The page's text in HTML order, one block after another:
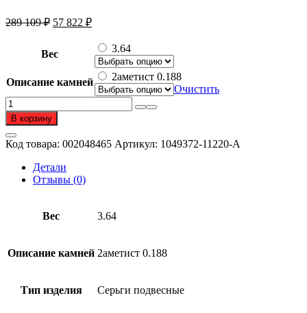
289 109₽ Первоначальная
составляла
289
57 822 ₽Текущая
57
822 ₽.
Вес 3.64
Описание камней
2аметист 0.188
Очистить
Количество
товара
Серьги
подвесные
из
золота
пробы
аметистом
В корзину
Код товара: 002048465 Артикул: 1049372-11220-A
Детали
Отзывы (0)
Вес 3.64
Описание камней 2аметист 0.188
Тип изделия Серьги подвесные